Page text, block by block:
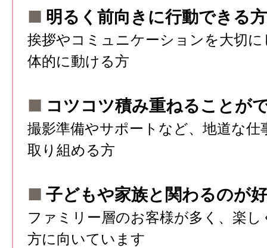
■ 明るく前向きに行動できる方
挨拶やコミュニケーションを大切
体的に動ける方
■ コツコツ積み重ねることが
撮影準備やサポートなど、地道な仕
取り組める方
■ 子どもや家族と関わるのが
ファミリー層のお客様が多く、楽
方に向いています